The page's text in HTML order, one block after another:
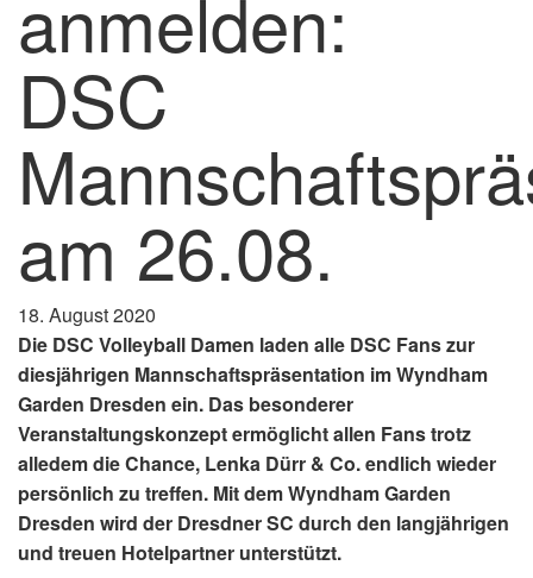
anmelden:
DSC
am 26.08.
18. August 2020
Die DSC Volleyball Damen laden alle DSC Fans zur
diesjährigen Mannschaftspräsentation im Wyndham
Garden Dresden ein. Das besonderer
Veranstaltungskonzept ermöglicht allen Fans trotz
alledem die Chance, Lenka Dürr & Co. endlich wieder
persönlich zu treffen. Mit dem Wyndham Garden
Dresden wird der Dresdner SC durch den langjährigen
und treuen Hotelpartner unterstützt.